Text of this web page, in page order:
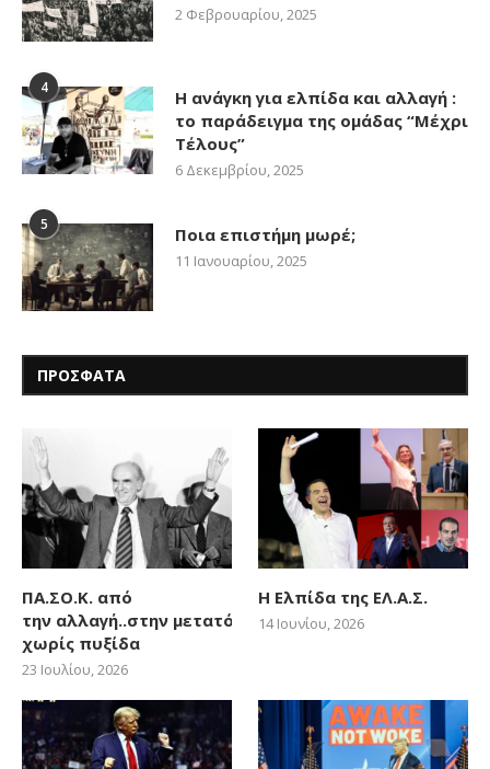
2 Φεβρουαρίου, 2025
4
Η ανάγκη για ελπίδα και αλλαγή :
το παράδειγμα της ομάδας “Μέχρι
Τέλους”
6 Δεκεμβρίου, 2025
5 Ποια επιστήμη μωρέ;
11 Ιανουαρίου, 2025
ΠΡΟΣΦΑΤΑ
ΠΑ.ΣΟ.Κ. από
την αλλαγή..στην μετατόπιση
χωρίς πυξίδα
23 Ιουλίου, 2026
Η Ελπίδα της ΕΛ.Α.Σ.
14 Ιουνίου, 2026